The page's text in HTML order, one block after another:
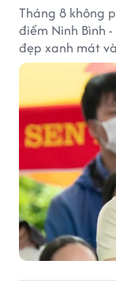
Tháng 8 không
điểm Ninh Bình
đẹp xanh mát